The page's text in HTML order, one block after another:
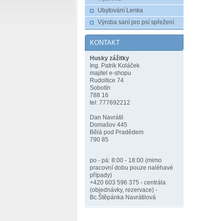
Ubytování Lenka
Výroba saní pro psí spřežení
KONTAKT
Husky zážitky
Ing. Patrik Koláček
majitel e-shopu
Rudoltice 74
Sobotín
788 16
tel: 777692212
Dan Navrátil
Domašov 445
Bělá pod Pradědem
790 85
po - pá: 8:00 - 18:00 (mimo
pracovní dobu pouze naléhavé
případy)
+420 603 596 375 - centrála
(objednávky, rezervace) -
Bc.Štěpánka Navrátilová